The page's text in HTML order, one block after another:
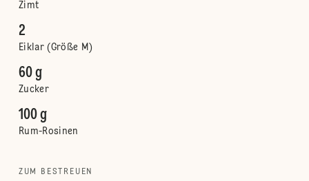
Zimt
2
Eiklar (Größe M)
60 g
Zucker
100 g
Rum-Rosinen
ZUM BESTREUEN